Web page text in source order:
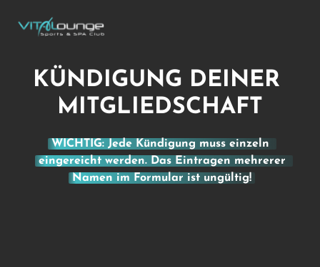
KÜNDIGUNG DEINER
MITGLIEDSCHAFT
WICHTIG: Jede Kündigung muss
eingereicht werden. Das Eintragen
Namen im Formular ist ungültig!